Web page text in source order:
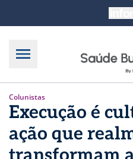
Colunistas
Execução é
ação que